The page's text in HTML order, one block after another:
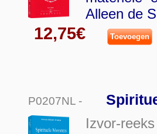
Alleen de
12,75€ Toevoegen
P0207NL -
Izvor-reeks